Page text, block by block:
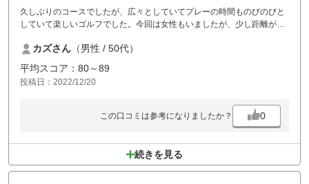
久しぶりのコースでしたが、広々としていてプレーの時間ものびのびと
していて楽しいゴルフでした。今回は女性もいましたが、少し距離が長
食事も揚げたての天ぷらが美味しいかったな～
練習場がメンテナンスで使え無く少し残念でした。
相変わらず隠れ家的なゴルフ場で良い感じでした。
カズさん （男性 / 50代）
平均スコア：80～89
投稿日：2022/12/20
この口コミは参考になりましたか？ 0
続きを見る